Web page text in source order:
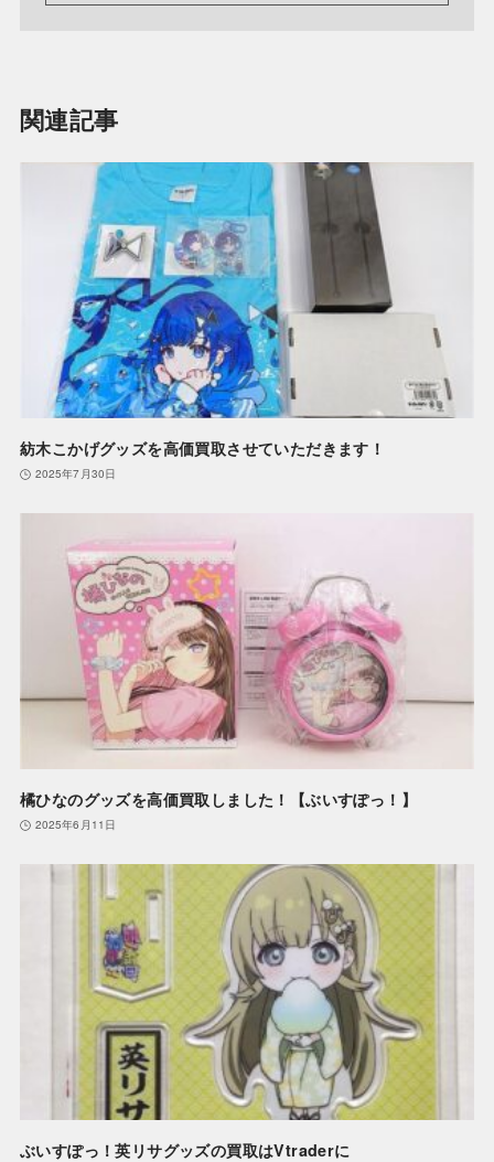
関連記事
紡木こかげグッズを高価買取させていただきます！
2025年7月30日
橘ひなのグッズを高価買取しました！【ぶいすぽっ！】
2025年6月11日
ぶいすぽっ！英リサグッズの買取はVtraderに